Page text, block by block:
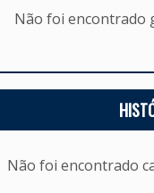
Não foi encontrado
Não foi encontrado